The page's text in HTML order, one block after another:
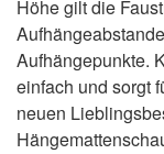
Höhe gilt die
Aufhängepunkte.
einfach und sorgt
neuen